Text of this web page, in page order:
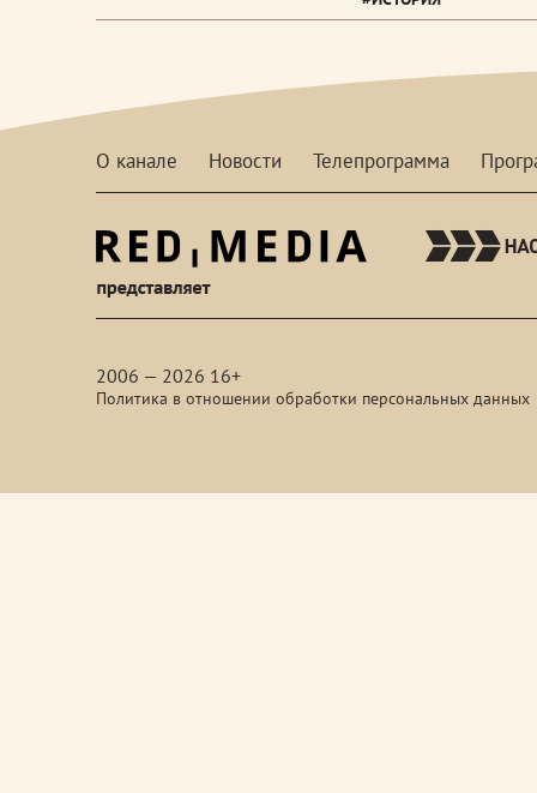
О канале Новости Телепрограмма
2006 — 2026 16+
Политика в отношении обработки персональных данных